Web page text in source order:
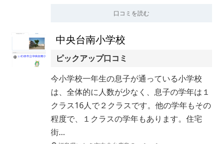
口コミを読む
中央台南小学校
ピックアップ口コミ
今小学校一年生の息子が通っている小学校
は、全体的に人数が少なく、息子の学年は１
クラス16人で２クラスです。他の学年もその
程度で、１クラスの学年もあります。住宅
街…